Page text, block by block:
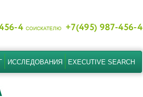
4 СОИСКАТЕЛЮ +7(495) 987-456-4
ИССЛЕДОВАНИЯ EXECUTIVE SEARCH